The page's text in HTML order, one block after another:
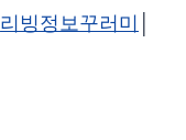
리빙정보꾸러미